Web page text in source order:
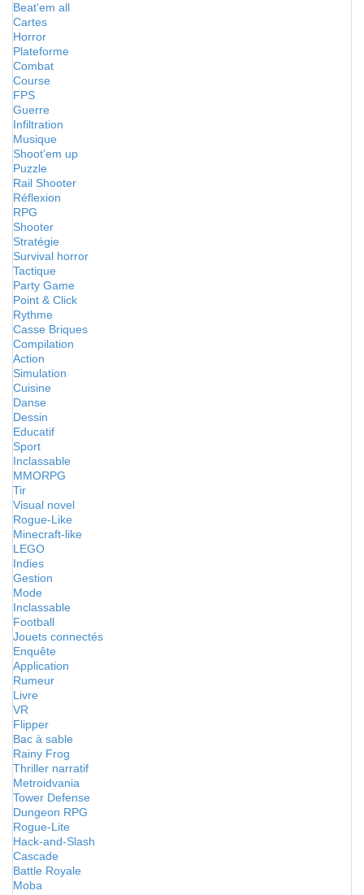
Beat'em all
Cartes
Horror
Plateforme
Combat
Course
FPS
Guerre
Infiltration
Musique
Shoot'em up
Puzzle
Rail Shooter
Réflexion
RPG
Shooter
Stratégie
Survival horror
Tactique
Party Game
Point & Click
Rythme
Casse Briques
Compilation
Action
Simulation
Cuisine
Danse
Dessin
Educatif
Sport
Inclassable
MMORPG
Tir
Visual novel
Rogue-Like
Minecraft-like
LEGO
Indies
Gestion
Mode
Inclassable
Football
Jouets connectés
Enquête
Application
Rumeur
Livre
VR
Flipper
Bac à sable
Rainy Frog
Thriller narratif
Metroidvania
Tower Defense
Dungeon RPG
Rogue-Lite
Hack-and-Slash
Cascade
Battle Royale
Moba